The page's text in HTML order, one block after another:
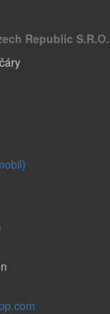
Republic S.r.o.